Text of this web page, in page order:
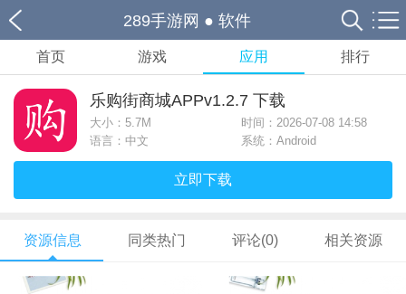
289手游网 ● 软件
首页 游戏 应用 排行
乐购街商城APPv1.2.7 下载
大小： 5.7M
时间：2026-07-08 14:58
语言：中文
系统：Android
立即下载
资源信息 同类热门 评论(0) 相关资源